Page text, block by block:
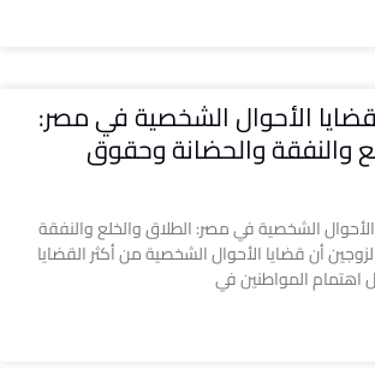
الأحوال الشخصية في مصر:
والنفقة والحضانة وحقوق
الشخصية في مصر: الطلاق والخلع والنفقة
أن قضايا الأحوال الشخصية من أكثر القضايا
اهتمام المواطنين في